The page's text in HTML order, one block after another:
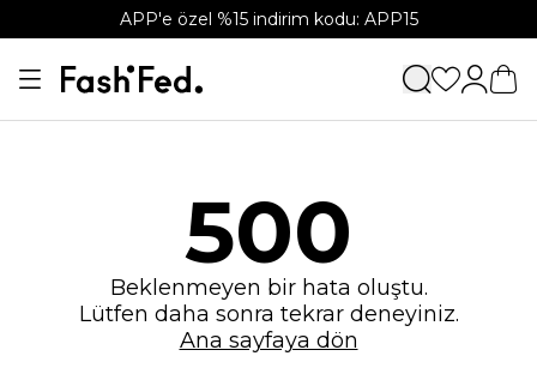
APP'e özel %15 indirim kodu: APP15
500
Beklenmeyen bir hata oluştu.
Lütfen daha sonra tekrar deneyiniz.
Ana sayfaya dön